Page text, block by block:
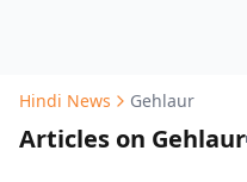
Hindi News Gehlaur
Articles on Gehlaur